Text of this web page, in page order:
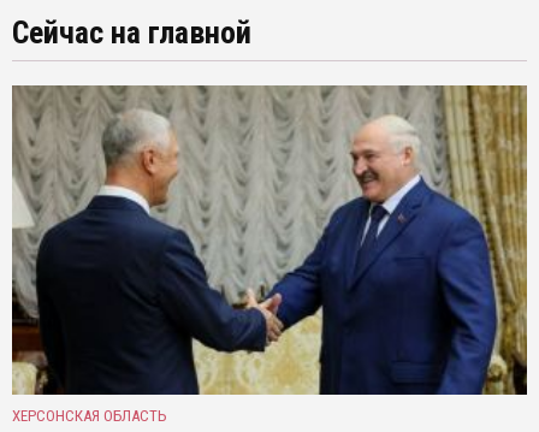
Сейчас на главной
ХЕРСОНСКАЯ ОБЛАСТЬ